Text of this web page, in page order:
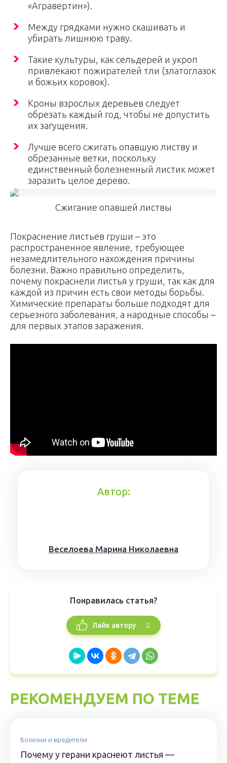
«Агравертин»).
Между грядками нужно скашивать и
убирать лишнюю траву.
Такие культуры, как сельдерей и укроп
привлекают пожирателей тли (златоглазок
и божьих коровок).
Кроны взрослых деревьев следует
обрезать каждый год, чтобы не допустить
их загущения.
Лучше всего сжигать опавшую листву и
обрезанные ветки, поскольку
единственный болезненный листик может
заразить целое дерево.
Сжигание опавшей листвы
Покраснение листьев груши – это
распространенное явление, требующее
незамедлительного нахождения причины
болезни. Важно правильно определить,
почему покраснели листья у груши, так как для
каждой из причин есть свои методы борьбы.
Химические препараты больше подходят для
серьезного заболевания, а народные способы –
для первых этапов заражения.
Автор:
Веселоева Марина Николаевна
Понравилась статья?
Лайк автору 2
РЕКОМЕНДУЕМ ПО ТЕМЕ
Болезни и вредители
Почему у герани краснеют листья —